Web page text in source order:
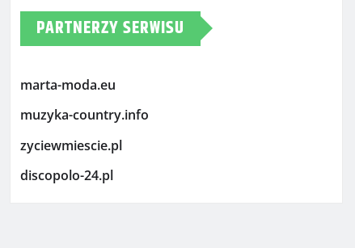
PARTNERZY SERWISU
marta-moda.eu
muzyka-country.info
zyciewmiescie.pl
discopolo-24.pl